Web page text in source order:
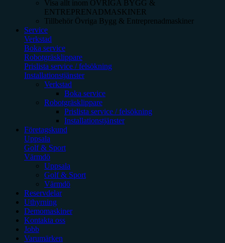
Visa allt inom ÖVRIGA BYGG &
ENTREPRENADMASKINER
Tillbehör Övriga Bygg & Entreprenadmaskiner
Service
Verkstad
Boka service
Robotgräsklippare
Prislista service / felsökning
Installationstjänster
Verkstad
Boka service
Robotgräsklippare
Prislista service / felsökning
Installationstjänster
Företagskund
Uppsala
Golf & Sport
Värmdö
Uppsala
Golf & Sport
Värmdö
Reservdelar
Uthyrning
Demomaskiner
Kontakta oss
Jobb
Varumärken